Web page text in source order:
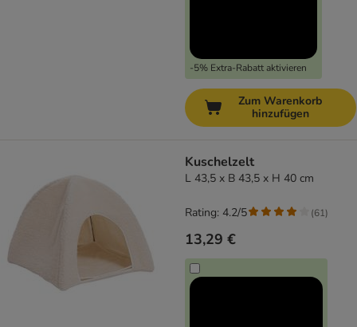
-5% Extra-Rabatt aktivieren
Zum Warenkorb
hinzufügen
Kuschelzelt
L 43,5 x B 43,5 x H 40 cm
13,29 €
Rating: 4.2/5 (61)